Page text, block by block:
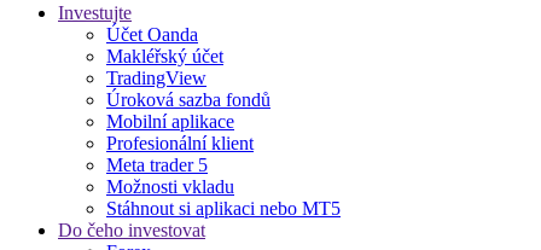
Investujte
Účet Oanda
Makléřský účet
TradingView
Úroková sazba fondů
Mobilní aplikace
Profesionální klient
Meta trader 5
Možnosti vkladu
Stáhnout si aplikaci nebo MT5
Do čeho investovat